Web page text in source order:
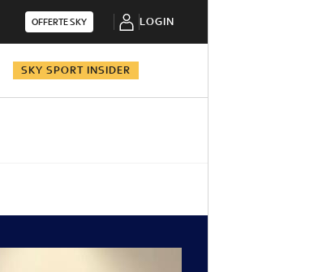
OFFERTE SKY LOGIN
SKY SPORT INSIDER